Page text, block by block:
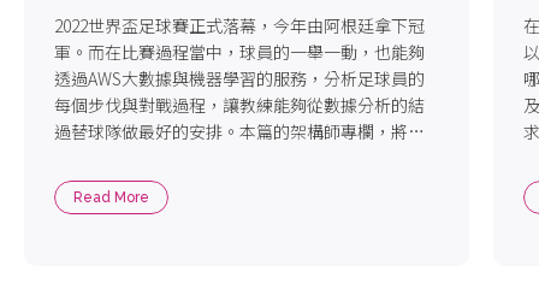
2022世界盃足球賽正式落幕，今年由阿根廷拿下冠
軍。而在比賽過程當中，球員的一舉一動，也能夠
透過AWS大數據與機器學習的服務，分析足球員的
每個步伐與對戰過程，讓教練能夠從數據分析的結
過替球隊做最好的安排。本篇的架構師專欄，將帶
Read More